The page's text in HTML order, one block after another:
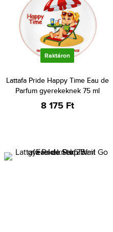
Raktáron
Lattafa Pride Happy Time Eau de
Parfum gyerekeknek 75 ml
8 175 Ft